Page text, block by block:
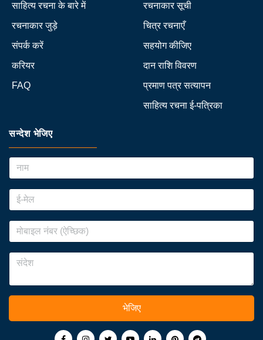
साहित्य रचना के बारे में
रचनाकार जुड़े
संपर्क करें
करियर
FAQ
रचनाकार सूची
चित्र रचनाएँ
सहयोग कीजिए
दान राशि विवरण
प्रमाण पत्र सत्यापन
साहित्य रचना ई-पत्रिका
सन्देश भेजिए
भेजिए